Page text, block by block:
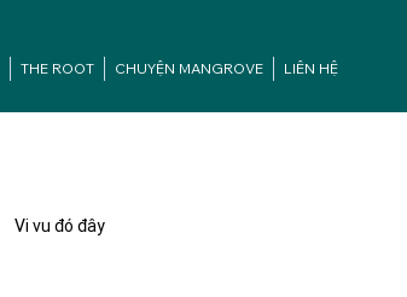
THE ROOT CHUYỆN MANGROVE LIÊN HỆ
Vi vu đó đây